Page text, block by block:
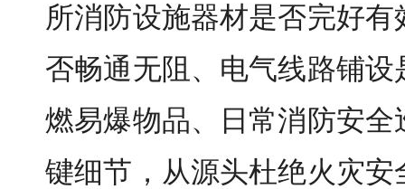
所消防设施器材是否完好
否畅通无阻、电气线路铺
燃易爆物品、日常消防安
键细节，从源头杜绝火灾